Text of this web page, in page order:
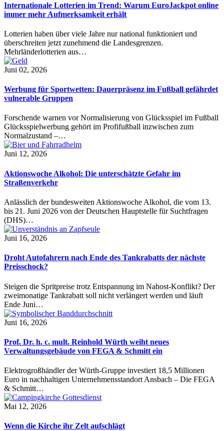
Internationale Lotterien im Trend: Warum EuroJackpot online
immer mehr Aufmerksamkeit erhält
Lotterien haben über viele Jahre nur national funktioniert und
überschreiten jetzt zunehmend die Landesgrenzen.
Mehrländerlotterien aus…
Juni 02, 2026
Werbung für Sportwetten: Dauerpräsenz im Fußball gefährdet
vulnerable Gruppen
Forschende warnen vor Normalisierung von Glücksspiel im Fußball
Glücksspielwerbung gehört im Profifußball inzwischen zum
Normalzustand –…
Juni 12, 2026
Aktionswoche Alkohol: Die unterschätzte Gefahr im
Straßenverkehr
Anlässlich der bundesweiten Aktionswoche Alkohol, die vom 13.
bis 21. Juni 2026 von der Deutschen Hauptstelle für Suchtfragen
(DHS)…
Juni 16, 2026
Droht Autofahrern nach Ende des Tankrabatts der nächste
Preisschock?
Steigen die Spritpreise trotz Entspannung im Nahost-Konflikt? Der
zweimonatige Tankrabatt soll nicht verlängert werden und läuft
Ende Juni…
Juni 16, 2026
Prof. Dr. h. c. mult. Reinhold Würth weiht neues
Verwaltungsgebäude von FEGA & Schmitt ein
Elektrogroßhändler der Würth-Gruppe investiert 18,5 Millionen
Euro in nachhaltigen Unternehmensstandort Ansbach – Die FEGA
& Schmitt…
Mai 12, 2026
Wenn die Kirche ihr Zelt aufschlägt